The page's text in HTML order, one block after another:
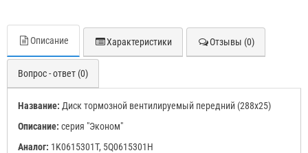
Описание Характеристики Отзывы (0)
Вопрос - ответ (0)
Название: Диск тормозной вентилируемый передний (288x25)
Описание: серия "Эконом"
Аналог: 1K0615301T, 5Q0615301H